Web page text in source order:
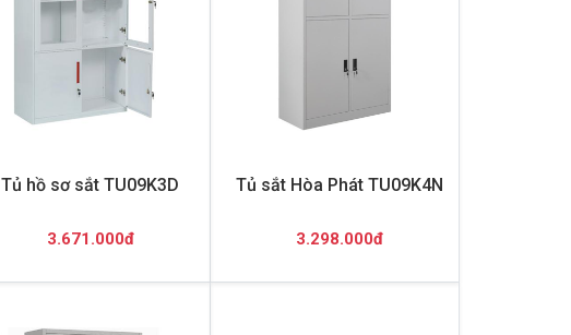
Tủ hồ sơ sắt TU09K3D
3.671.000đ
Tủ sắt Hòa Phát TU09K4N
3.298.000đ